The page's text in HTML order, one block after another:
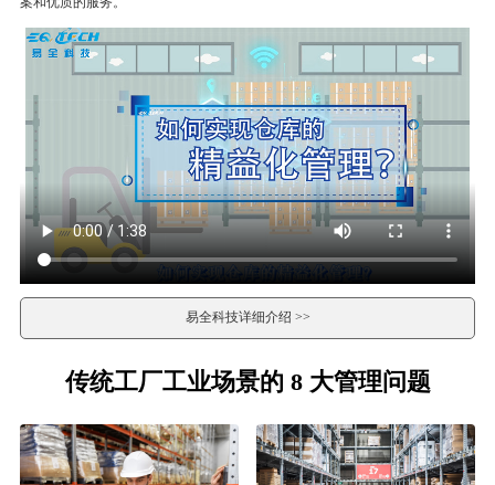
易全科技详细介绍 >>
传统工厂工业场景的 8 大管理问题